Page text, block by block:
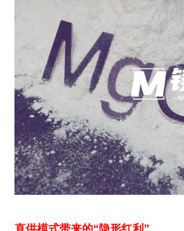
直供模式带来的“隐形红利”